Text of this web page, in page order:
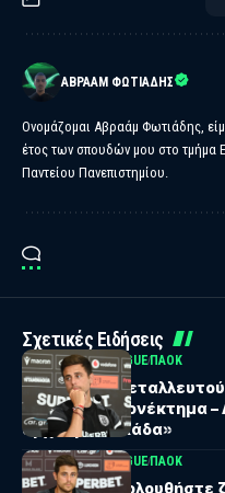
ΑΒΡΑΆΜ ΦΩΤΙΆΔΗΣ
Ονομάζομαι Αβραάμ Φωτιάδης,
έτος των σπουδών μου στο τμήμα
Παντείου Πανεπιστημίου.
Σχετικές Ειδήσεις
UEFA EUROPA LEAGUEΠΑΟΚ
Λίσι: «Να
πάρουμε πλεονέκτημα
αρχική ενδεκάδα»
UEFA EUROPA LEAGUEΠΑΟΚ
ΠΑΟΚ: Παρακολουθήστε